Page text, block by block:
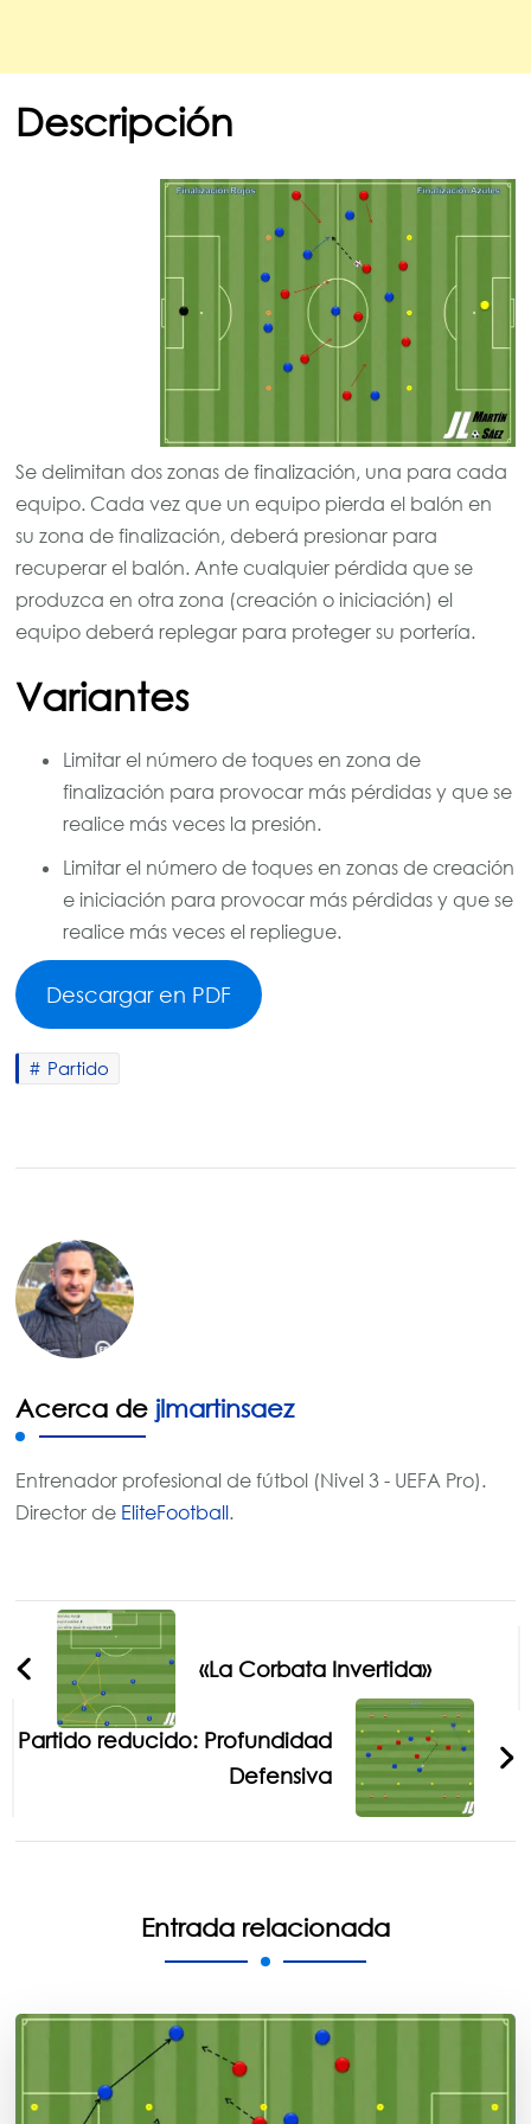
Descripción
Se delimitan dos zonas de finalización, una para cada
equipo. Cada vez que un equipo pierda el balón en
su zona de finalización, deberá presionar para
recuperar el balón. Ante cualquier pérdida que se
produzca en otra zona (creación o iniciación) el
equipo deberá replegar para proteger su portería.
Variantes
Limitar el número de toques en zona de
finalización para provocar más pérdidas y que se
realice más veces la presión.
Limitar el número de toques en zonas de creación
e iniciación para provocar más pérdidas y que se
realice más veces el repliegue.
Descargar en PDF
Partido
Acerca de jlmartinsaez
Entrenador profesional de fútbol (Nivel 3 - UEFA Pro).
Director de EliteFootball.
Navegación
de
entradas
«La Corbata Invertida»
Partido reducido: Profundidad
Defensiva
Entrada relacionada